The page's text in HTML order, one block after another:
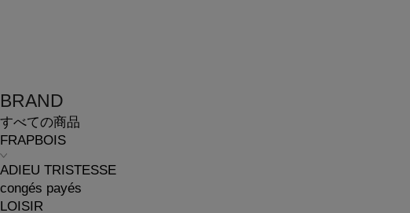
BRAND
すべての商品
FRAPBOIS
ADIEU TRISTESSE
congés payés
LOISIR